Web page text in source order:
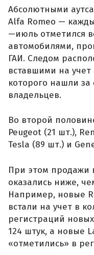
Абсолютными
Alfa Romeo —
—июль отметился
автомобилями,
ГАИ. Следом
вставшими на
которого нашли за
владельцев.
Во второй
Peugeot (21 шт.),
Tesla (89 шт.) и
При этом продажи
оказались ниже,
Например, новые
встали на учет в
регистраций
124 штук, а новые
«отметились» в